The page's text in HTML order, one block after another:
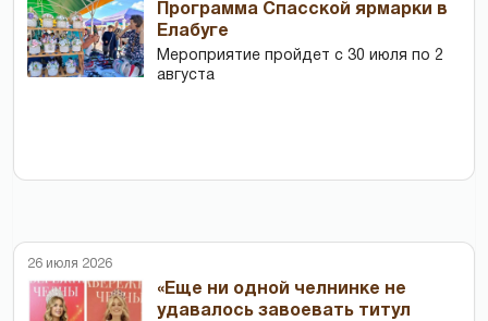
Программа Спасской ярмарки в
Елабуге
Мероприятие пройдет с 30 июля по 2
августа
26 июля 2026
«Еще ни одной челнинке не
удавалось завоевать титул